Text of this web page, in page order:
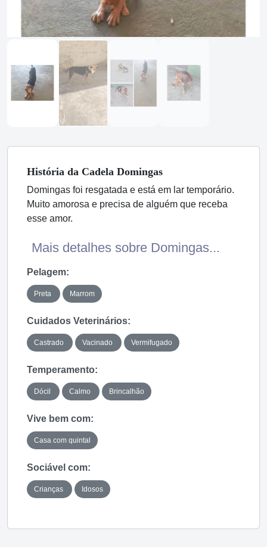
História da Cadela Domingas
Domingas foi resgatada e está em lar temporário.
Muito amorosa e precisa de alguém que receba
esse amor.
Mais detalhes sobre Domingas...
Pelagem:
Preta Marrom
Cuidados Veterinários:
Castrado Vacinado Vermifugado
Temperamento:
Dócil Calmo Brincalhão
Vive bem com:
Casa com quintal
Sociável com:
Crianças Idosos